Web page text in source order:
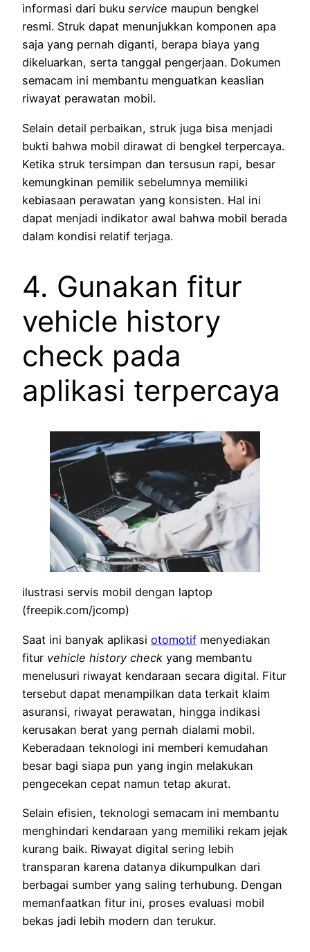
informasi dari buku service maupun bengkel
resmi. Struk dapat menunjukkan komponen apa
saja yang pernah diganti, berapa biaya yang
dikeluarkan, serta tanggal pengerjaan. Dokumen
semacam ini membantu menguatkan keaslian
riwayat perawatan mobil.
Selain detail perbaikan, struk juga bisa menjadi
bukti bahwa mobil dirawat di bengkel terpercaya.
Ketika struk tersimpan dan tersusun rapi, besar
kemungkinan pemilik sebelumnya memiliki
kebiasaan perawatan yang konsisten. Hal ini
dapat menjadi indikator awal bahwa mobil berada
dalam kondisi relatif terjaga.
4. Gunakan fitur
vehicle history
check pada
aplikasi terpercaya
ilustrasi servis mobil dengan laptop
(freepik.com/jcomp)
Saat ini banyak aplikasi otomotif menyediakan
fitur vehicle history check yang membantu
menelusuri riwayat kendaraan secara digital. Fitur
tersebut dapat menampilkan data terkait klaim
asuransi, riwayat perawatan, hingga indikasi
kerusakan berat yang pernah dialami mobil.
Keberadaan teknologi ini memberi kemudahan
besar bagi siapa pun yang ingin melakukan
pengecekan cepat namun tetap akurat.
Selain efisien, teknologi semacam ini membantu
menghindari kendaraan yang memiliki rekam jejak
kurang baik. Riwayat digital sering lebih
transparan karena datanya dikumpulkan dari
berbagai sumber yang saling terhubung. Dengan
memanfaatkan fitur ini, proses evaluasi mobil
bekas jadi lebih modern dan terukur.